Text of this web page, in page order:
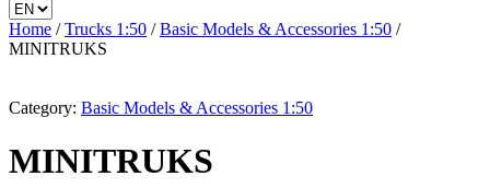
Home /Trucks 1:50 /Basic Models & Accessories 1:50 /
MINITRUKS
Category: Basic Models & Accessories 1:50
MINITRUKS